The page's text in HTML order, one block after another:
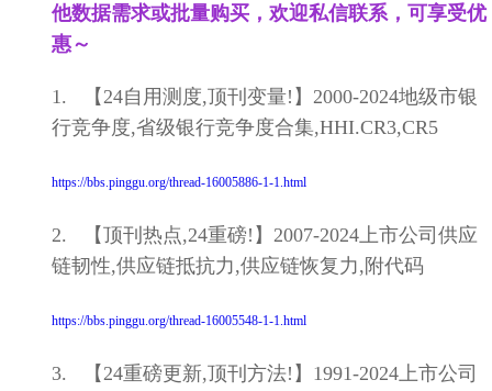
他数据需求或批量购买，欢迎私信联系，可享受优
惠～
1. 【24自用测度,顶刊变量!】2000-2024地级市银
行竞争度,省级银行竞争度合集,HHI.CR3,CR5
https://bbs.pinggu.org/thread-16005886-1-1.html
2. 【顶刊热点,24重磅!】2007-2024上市公司供应
链韧性,供应链抵抗力,供应链恢复力,附代码
https://bbs.pinggu.org/thread-16005548-1-1.html
3. 【24重磅更新,顶刊方法!】1991-2024上市公司